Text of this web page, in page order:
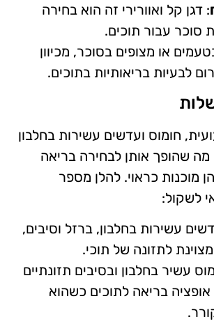
: דגן קל ואוורירי זה הוא בחירה
סוכר עבור תוכים.
או מצופים בסוכר, מכיוון
לבעיות בריאותיות בתוכים.
חומוס ועדשים עשירות בחלבון
מה שהופך אותן לבחירה בריאה
מוכנות כראוי. להלן מספר
לשקול:
עשירות בחלבון, ברזל וסיבים,
לתזונה של תוכי.
עשיר בחלבון ובסיבים תזונתיים
אופציה בריאה לתוכים כשהוא